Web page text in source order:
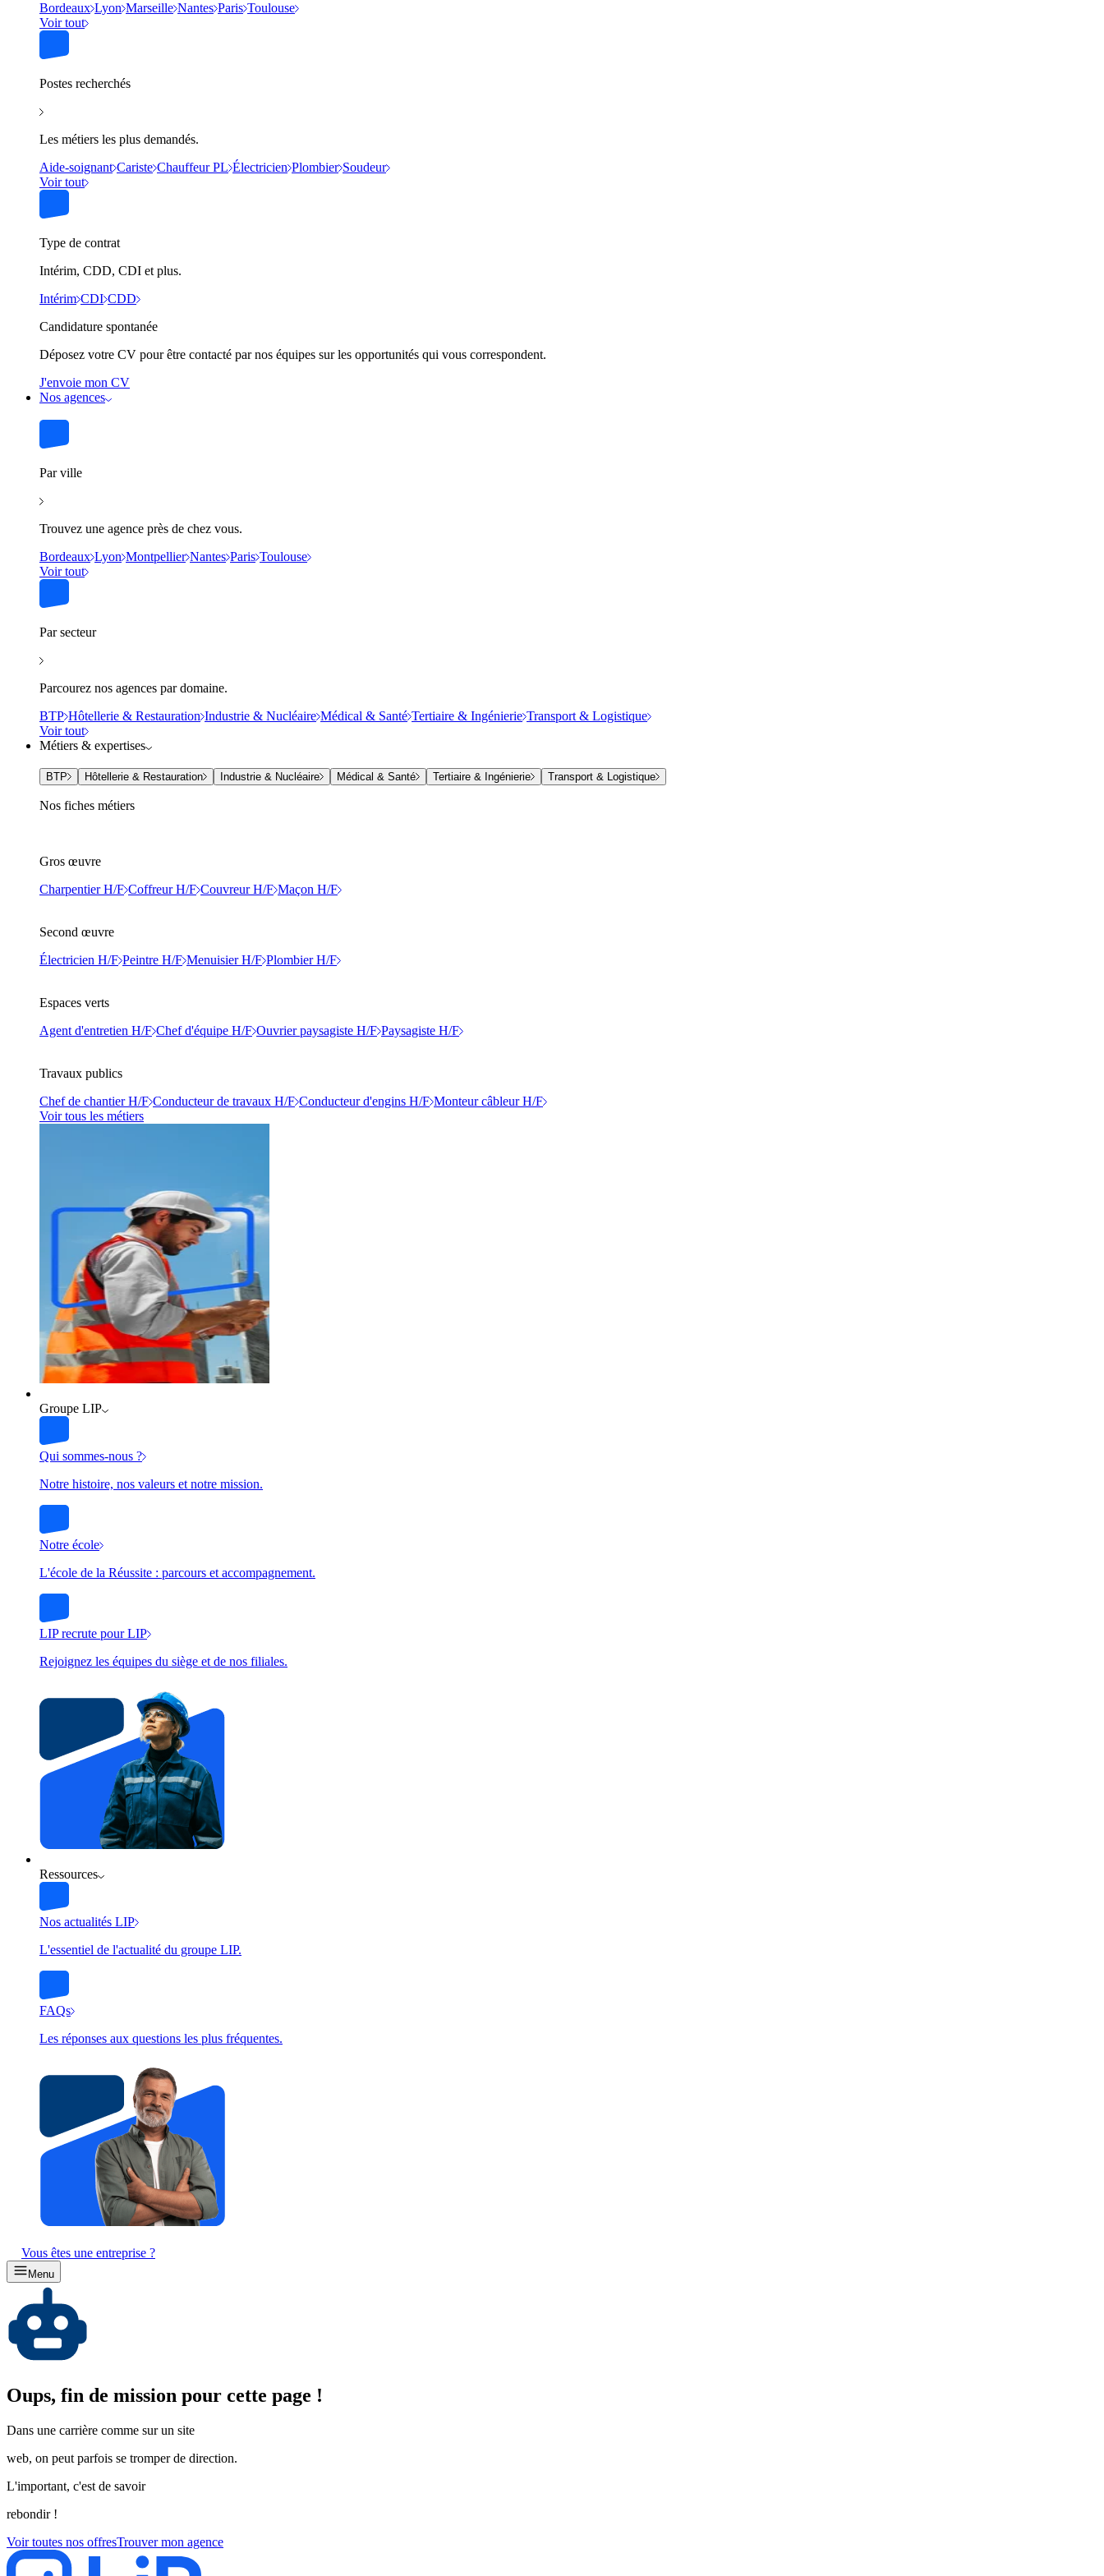
Bordeaux Lyon Marseille Nantes Paris Toulouse
Voir tout
Postes recherchés
Les métiers les plus demandés.
Aide-soignant Cariste Chauffeur PL Électricien Plombier Soudeur
Voir tout
Type de contrat
Intérim, CDD, CDI et plus.
Intérim CDI CDD
Candidature spontanée
Déposez votre CV pour être contacté par nos équipes sur les opportunités qui vous correspondent.
J'envoie mon CV
Nos agences
Par ville
Trouvez une agence près de chez vous.
Bordeaux Lyon Montpellier Nantes Paris Toulouse
Voir tout
Par secteur
Parcourez nos agences par domaine.
BTP Hôtellerie & Restauration Industrie & Nucléaire Médical & Santé Tertiaire & Ingénierie Transport & Logistique
Voir tout
Métiers & expertises
BTP Hôtellerie & Restauration Industrie & Nucléaire Médical & Santé Tertiaire & Ingénierie Transport & Logistique
Nos fiches métiers
Gros œuvre
Charpentier H/F Coffreur H/F Couvreur H/F Maçon H/F
Second œuvre
Électricien H/F Peintre H/F Menuisier H/F Plombier H/F
Espaces verts
Agent d'entretien H/F Chef d'équipe H/F Ouvrier paysagiste H/F Paysagiste H/F
Travaux publics
Chef de chantier H/F Conducteur de travaux H/F Conducteur d'engins H/F Monteur câbleur H/F
Voir tous les métiers
Groupe LIP
Qui sommes-nous ?
Notre histoire, nos valeurs et notre mission.
Notre école
L'école de la Réussite : parcours et accompagnement.
LIP recrute pour LIP
Rejoignez les équipes du siège et de nos filiales.
Ressources
Nos actualités LIP
L'essentiel de l'actualité du groupe LIP.
FAQs
Les réponses aux questions les plus fréquentes.
Vous êtes une entreprise ?
Menu
Oups, fin de mission pour cette page !
Dans une carrière comme sur un site
web, on peut parfois se tromper de direction.
L'important, c'est de savoir
rebondir !
Voir toutes nos offresTrouver mon agence